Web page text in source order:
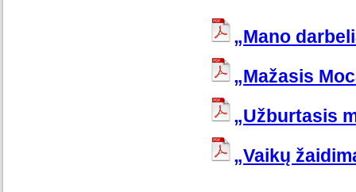
„Mano
„Mažasis
„Užburtasis
„Vaikų